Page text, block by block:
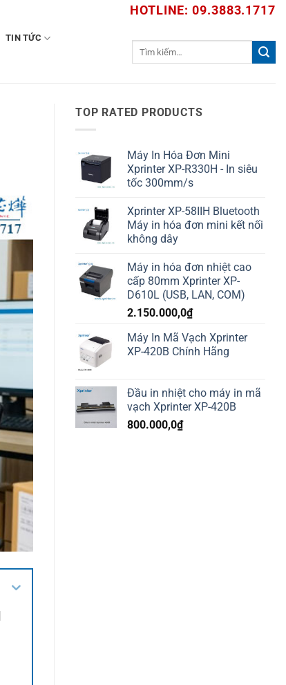
HOTLINE: 09.3883.1717
TIN TỨC
TOP RATED PRODUCTS
Máy In Hóa Đơn Mini
Xprinter XP-R330H - In siêu
tốc 300mm/s
Xprinter XP-58IIH Bluetooth
Máy in hóa đơn mini kết nối
không dây
Máy in hóa đơn nhiệt cao
cấp 80mm Xprinter XP-
D610L (USB, LAN, COM)
2.150.000,0₫
Máy In Mã Vạch Xprinter
XP-420B Chính Hãng
Đầu in nhiệt cho máy in mã
vạch Xprinter XP-420B
800.000,0₫